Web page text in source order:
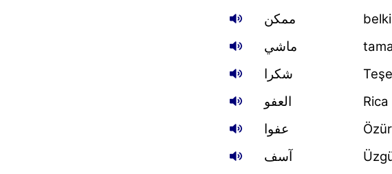
ممكن
belki
ماشي
شكرا
العفو
عفوا
آسف